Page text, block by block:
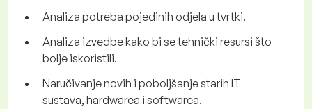
Analiza potreba pojedinih odjela u tvrtki.
Analiza izvedbe kako bi se tehnički resursi što
bolje iskoristili.
Naručivanje novih i poboljšanje starih IT
sustava, hardwarea i softwarea.